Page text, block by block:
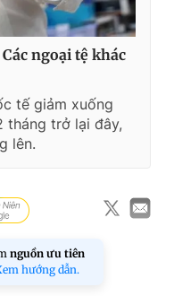
ngoại tệ khác
tế giảm xuống
tháng trở lại đây,
lên.
nguồn ưu tiên
hướng dẫn.